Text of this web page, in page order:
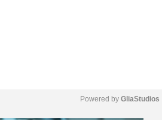
u
Powered by GliaStudios